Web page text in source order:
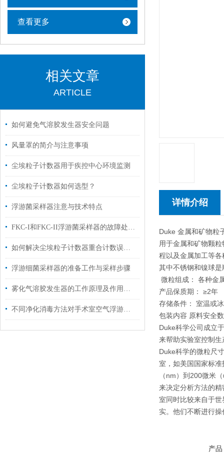
查看更多
相关文章
ARTICLE
如何避免气溶胶发生器安全问题
风量罩的简介与注意事项
尘埃粒子计数器用于疾控中心环境监测
尘埃粒子计数器如何选型？
浮游菌采样器注意与技术特点
FKC-I和FKC-II浮游菌采样器的故障处理方式
如何解决尘埃粒子计数器重合计数误差的问题？
浮游细菌采样器的准备工作与采样步骤
雾化气溶胶发生器的工作原理及作用介绍
不同净化消毒方法对手术室空气浮游菌和尘埃粒子的净化
详情介绍
Duke 金属和矿物粒
用于金属和矿物颗
程以及金属加工等
其中不锈钢和镍球是
微粒组成： 各种金
产品保质期： ≥2年
存储条件： 室温或
包装内容 原料安全
Duke科学公司成立
来帮助实验室控制
Duke科学的微粒尺
室，如美国国家标
（nm）到200微米
来决定分析方法的
室同时比较来自于
实。他们不断进行
产品